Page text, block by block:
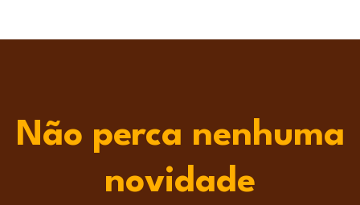
Não perca nenhuma
novidade